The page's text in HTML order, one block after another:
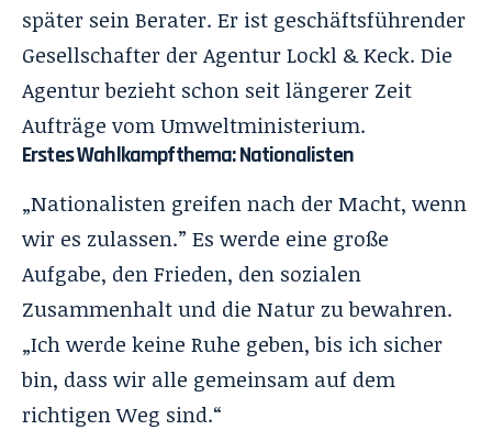
später sein Berater. Er ist geschäftsführender
Gesellschafter der Agentur Lockl & Keck. Die
Agentur bezieht schon seit längerer Zeit
Aufträge vom Umweltministerium.
Erstes Wahlkampfthema: Nationalisten
„Nationalisten greifen nach der Macht, wenn
wir es zulassen.” Es werde eine große
Aufgabe, den Frieden, den sozialen
Zusammenhalt und die Natur zu bewahren.
„Ich werde keine Ruhe geben, bis ich sicher
bin, dass wir alle gemeinsam auf dem
richtigen Weg sind.“